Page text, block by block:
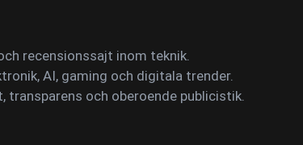
recensionssajt inom teknik.
AI, gaming och digitala trender.
och oberoende publicistik.